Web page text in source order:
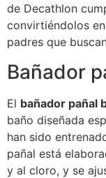
de Decathlon
convirtiéndolos
padres que
Bañador
El bañador pañal
baño diseñada
han sido
pañal está
y al cloro, y se